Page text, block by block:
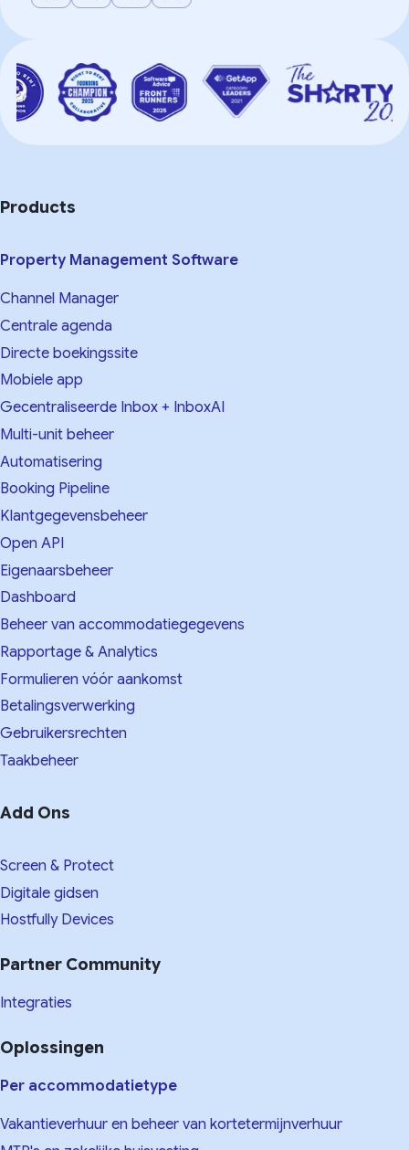
Products
Property Management Software
Channel Manager
Centrale agenda
Directe boekingssite
Mobiele app
Gecentraliseerde Inbox + InboxAI
Multi-unit beheer
Automatisering
Booking Pipeline
Klantgegevensbeheer
Open API
Eigenaarsbeheer
Dashboard
Beheer van accommodatiegegevens
Rapportage & Analytics
Formulieren vóór aankomst
Betalingsverwerking
Gebruikersrechten
Taakbeheer
Add Ons
Screen & Protect
Digitale gidsen
Hostfully Devices
Partner Community
Integraties
Oplossingen
Per accommodatietype
Vakantieverhuur en beheer van kortetermijnverhuur